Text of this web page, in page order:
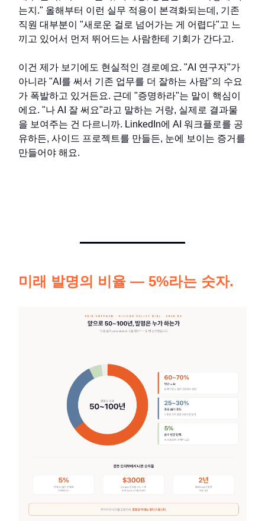
는지." 올해부터 이런 실무 적용이 본격화되는데, 기존
직원 대부분이 "새로운 걸로 넘어가는 게 어렵다"고 느
끼고 있어서 먼저 뛰어드는 사람한테 기회가 간다고.
이건 제가 보기에도 현실적인 경로예요. "AI 연구자"가
아니라 "AI를 써서 기존 업무를 더 잘하는 사람"의 수요
가 폭발하고 있거든요. 근데 "증명하라"는 말이 핵심이
에요. "나 AI 잘 써요"라고 말하는 거랑, 실제로 결과물
을 보여주는 건 다르니까. LinkedIn에 AI 워크플로를 공
유하든, 사이드 프로젝트를 만들든, 눈에 보이는 증거를
만들어야 해요.
미래 발명의 비율 — 5%라는 숫자.